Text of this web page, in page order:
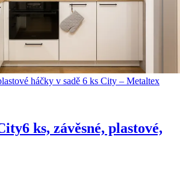
6 ks, závěsné, plastové,